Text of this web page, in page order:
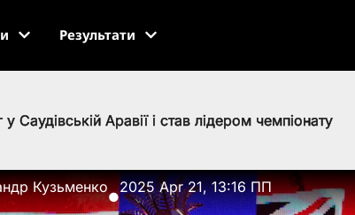
Результати
у Саудівській Аравії і став лідером чемпіонату
Кузьменко
●
2025 Apr 21, 13:16 ПП